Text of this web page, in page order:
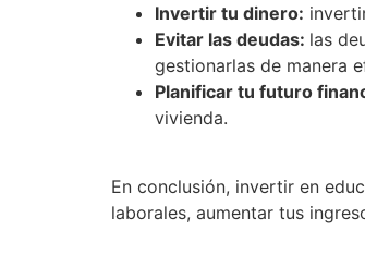
Invertir tu dinero:
Evitar las deudas: las
gestionarlas de manera
Planificar tu futuro
vivienda.
En conclusión, invertir en
laborales, aumentar tus